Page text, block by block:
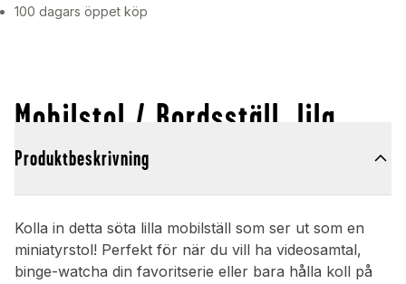
100 dagars öppet köp
Mobilstol / Bordsställ, lila
Produktbeskrivning
Kolla in detta söta lilla mobilställ som ser ut som en
miniatyrstol! Perfekt för när du vill ha videosamtal,
binge-watcha din favoritserie eller bara hålla koll på